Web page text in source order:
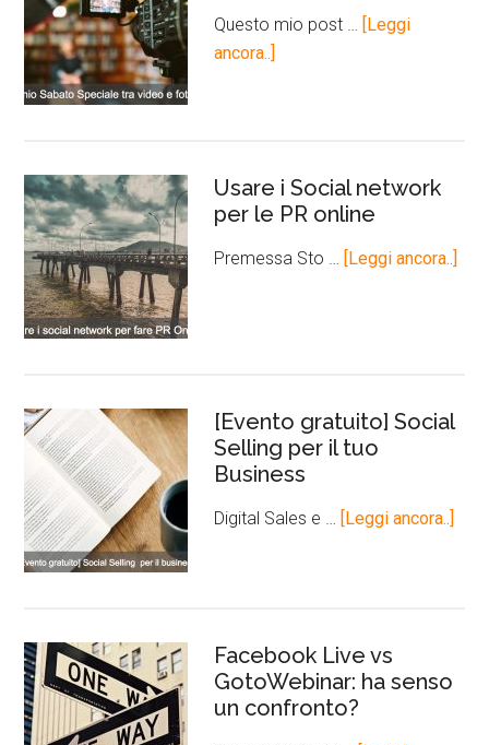
Questo mio post … [Leggi
ancora..]
Usare i Social network
per le PR online
Premessa Sto … [Leggi ancora..]
[Evento gratuito] Social
Selling per il tuo
Business
Digital Sales e … [Leggi ancora..]
Facebook Live vs
GotoWebinar: ha senso
un confronto?